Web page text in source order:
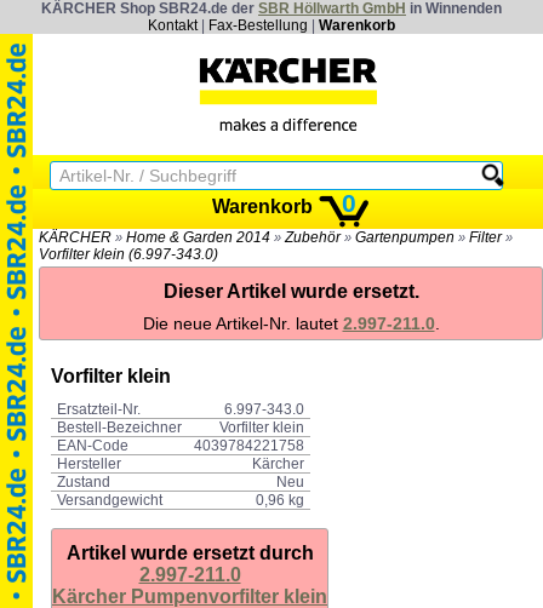
KÄRCHER Shop SBR24.de der SBR Höllwarth GmbH in Winnenden
Kontakt| Fax-Bestellung Warenkorb
Warenkorb 0
KÄRCHER » Home & Garden 2014 » Zubehör» Gartenpumpen » Filter»
Vorfilter klein (6.997-343.0)
Dieser Artikel wurde ersetzt.
Die neue Artikel-Nr. lautet 2.997-211.0.
Vorfilter klein
Ersatzteil-Nr.
6.997-343.0
Bestell-Bezeichner
Vorfilter klein
EAN-Code
4039784221758
Hersteller
Kärcher
Zustand
Neu
Versandgewicht
0,96 kg
Artikel wurde ersetzt durch
2.997-211.0
Kärcher Pumpenvorfilter klein